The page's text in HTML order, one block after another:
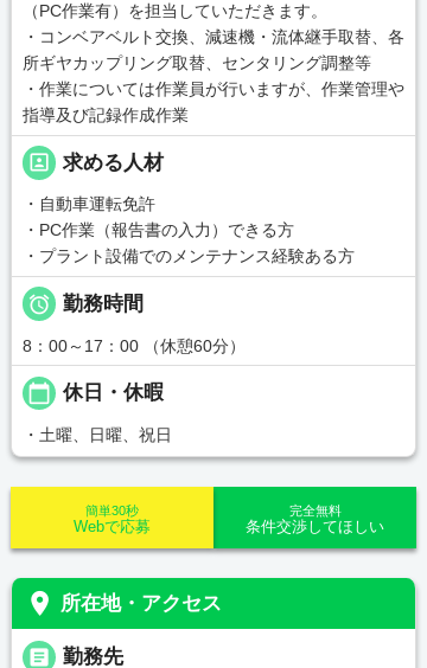
（PC作業有）を担当していただきます。
・コンベアベルト交換、減速機・流体継手取替、各
所ギヤカップリング取替、センタリング調整等
・作業については作業員が行いますが、作業管理や
指導及び記録作成作業
portrait 求める人材
・自動車運転免許
・PC作業（報告書の入力）できる方
・プラント設備でのメンテナンス経験ある方
 勤務時間
8：00～17：00 （休憩60分）
calendar_today 休日・休暇
・土曜、日曜、祝日
完全無料
条件交渉してほしい
簡単30秒
Webで応募
place 所在地・アクセス
_pin
勤務先